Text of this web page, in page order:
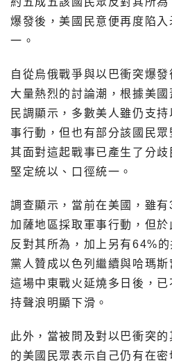
爆發後，美國民意便再度陷
一。
自從烏俄戰爭與以巴衝突爆
大量熱烈的討論潮，根據美
民調顯示，多數美人雖仍支
事行動，但也有部分該國民
其面對這起戰事已產生了分
堅定統以、口徑統一。
調查顯示，當前在美國，雖
加薩地區採取軍事行動，但
反對其所為，加上另有64%
黨人贊成以色列繼續與哈瑪
這場中東戰火延燒多日後，
持聲浪明顯下滑。
此外，當被問及對以巴衝突
的美國民眾表示自己仍有在